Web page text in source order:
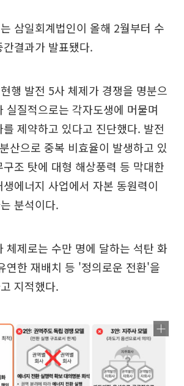
삼일회계법인이 올해 2월부터 수
결과가 발표됐다.
행 발전 5사 체제가 경쟁을 명분으
실질적으로는 각자도생에 머물며
제약하고 있다고 진단했다. 발전
산으로 중복 비효율이 발생하고 있
조 탓에 대형 해상풍력 등 막대한
에너지 사업에서 자본 동원력이
분석이다.
체제로는 수만 명에 달하는 석탄 화
연한 재배치 등 '정의로운 전환'을
지적했다.